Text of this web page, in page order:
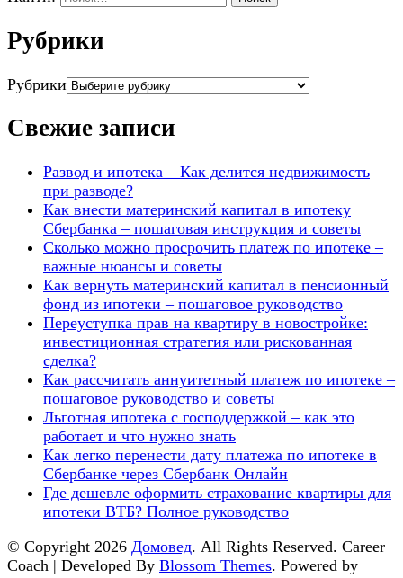
Рубрики
Рубрики
Свежие записи
Развод и ипотека – Как делится недвижимость
при разводе?
Как внести материнский капитал в ипотеку
Сбербанка – пошаговая инструкция и советы
Сколько можно просрочить платеж по ипотеке –
важные нюансы и советы
Как вернуть материнский капитал в пенсионный
фонд из ипотеки – пошаговое руководство
Переуступка прав на квартиру в новостройке:
инвестиционная стратегия или рискованная
сделка?
Как рассчитать аннуитетный платеж по ипотеке –
пошаговое руководство и советы
Льготная ипотека с господдержкой – как это
работает и что нужно знать
Как легко перенести дату платежа по ипотеке в
Сбербанке через Сбербанк Онлайн
Где дешевле оформить страхование квартиры для
ипотеки ВТБ? Полное руководство
© Copyright 2026 Домовед. All Rights Reserved. Career
Coach | Developed By Blossom Themes. Powered by